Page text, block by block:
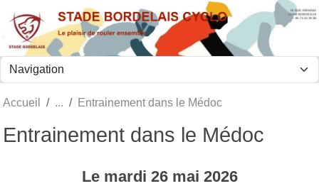
Accueil Entrainement dans le Médoc
Entrainement dans le Médoc
Le mardi 26 mai 2026
Panneau de gestion des cookies